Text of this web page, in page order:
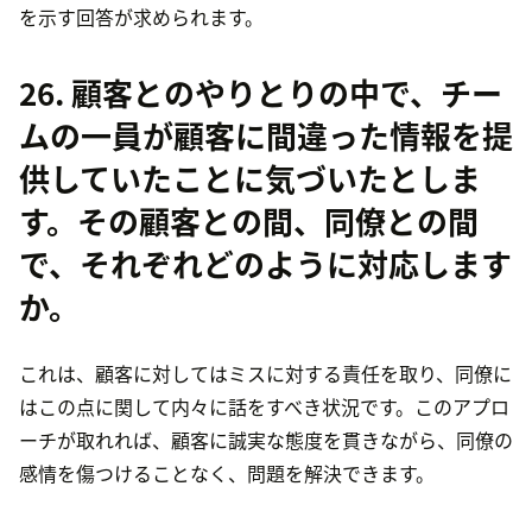
を示す回答が求められます。
26. 顧客とのやりとりの中で、チー
ムの一員が顧客に間違った情報を提
供していたことに気づいたとしま
す。その顧客との間、同僚との間
で、それぞれどのように対応します
か。
これは、顧客に対してはミスに対する責任を取り、同僚に
はこの点に関して内々に話をすべき状況です。このアプロ
ーチが取れれば、顧客に誠実な態度を貫きながら、同僚の
感情を傷つけることなく、問題を解決できます。